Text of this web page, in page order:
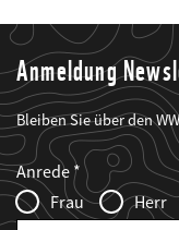
Anmeldung
Bleiben Sie über den
Web2Case
Infofelder
Fieldset
anrede_name
Anrede
Frau
Herr